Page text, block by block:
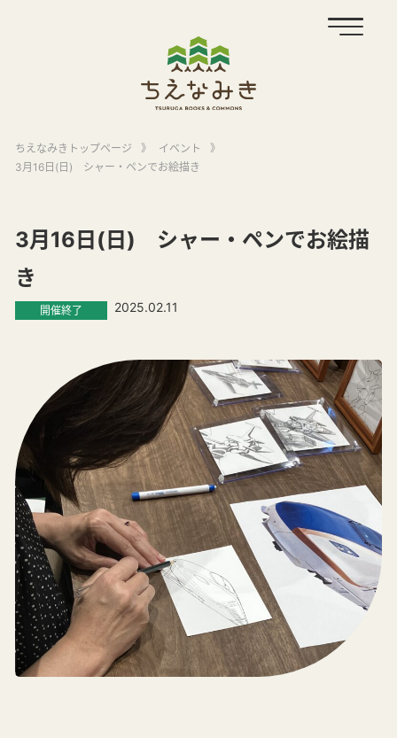
ちえなみきトップページ 》 イベント
》
3月16日(日) シャー・ペンでお絵描き
3月16日(日) シャー・ペンでお絵描
き
開催終了 2025.02.11